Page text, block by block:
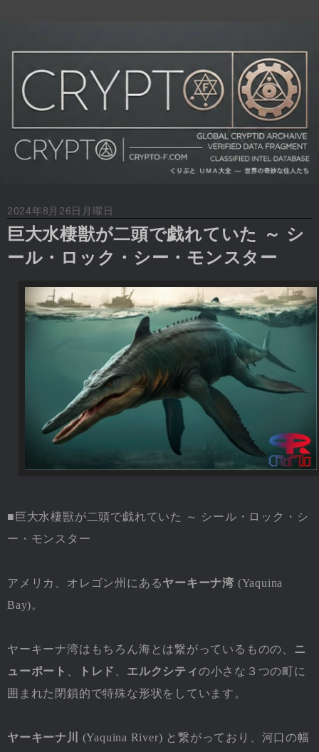
2024年8月26日月曜日
巨大水棲獣が二頭で戯れていた ～ シ
ール・ロック・シー・モンスター
■巨大水棲獣が二頭で戯れていた ～ シール・ロック・シ
ー・モンスター
アメリカ、オレゴン州にあるヤーキーナ湾 (Yaquina
Bay)。
ヤーキーナ湾はもちろん海とは繋がっているものの、 ニ
ューポート
トレド エルクシティの小さな３つの町に
囲まれた閉鎖的で特殊な形状をしています。
ヤーキーナ川
(Yaquina River) と繋がっており、河口の幅